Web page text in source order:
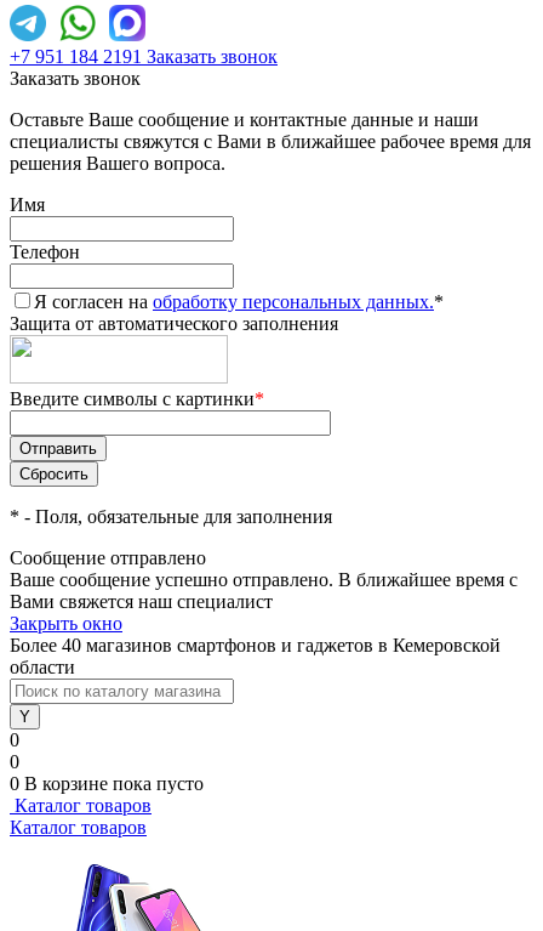
+7 951 184 2191 Заказать звонок
Заказать звонок
Оставьте Ваше сообщение и контактные данные и наши
специалисты свяжутся с Вами в ближайшее рабочее время для
решения Вашего вопроса.
Имя
Телефон
Я согласен на обработку персональных данных.*
Защита от автоматического заполнения
Введите символы с картинки*
* - Поля, обязательные для заполнения
Сообщение отправлено
Ваше сообщение успешно отправлено. В ближайшее время с
Вами свяжется наш специалист
Закрыть окно
Более 40 магазинов смартфонов и гаджетов в Кемеровской
области
0
0
0 В корзине пока пусто
Каталог товаров
Каталог товаров